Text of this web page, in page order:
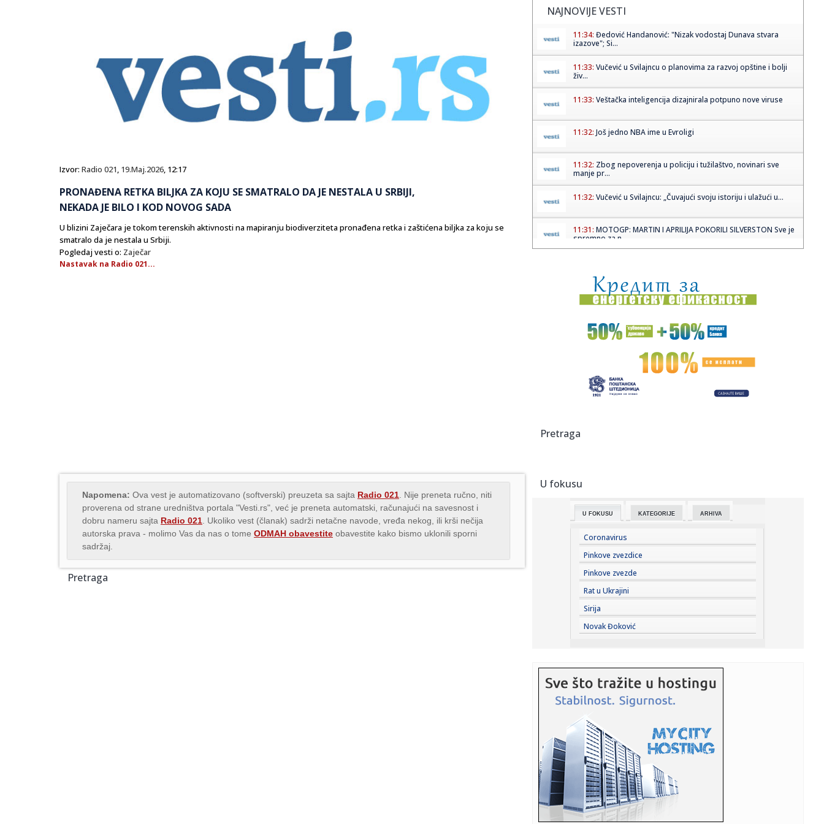
Izvor: Radio 021, 19.Maj.2026, 12:17
PRONAĐENA RETKA BILJKA ZA KOJU SE SMATRALO DA JE NESTALA U SRBIJI,
NEKADA JE BILO I KOD NOVOG SADA
U blizini Zaječara je tokom terenskih aktivnosti na mapiranju biodiverziteta pronađena retka i zaštićena biljka za koju se
smatralo da je nestala u Srbiji.
Pogledaj vesti o: Zaječar
Nastavak na Radio 021...
Napomena: Ova vest je automatizovano (softverski) preuzeta sa sajta Radio 021 . Nije preneta ručno, niti
proverena od strane uredništva portala "Vesti.rs", već je preneta automatski, računajući na savesnost i
dobru nameru sajta Radio 021 . Ukoliko vest (članak) sadrži netačne navode, vređa nekog, ili krši nečija
autorska prava - molimo Vas da nas o tome ODMAH obavestite obavestite kako bismo uklonili sporni
sadržaj.
Pretraga
NAJNOVIJE VESTI
11:34: Đedović Handanović: "Nizak vodostaj Dunava stvara
izazove"; Si...
11:33: Vučević u Svilajncu o planovima za razvoj opštine i bolji
živ...
11:33: Veštačka inteligencija dizajnirala potpuno nove viruse
11:32: Još jedno NBA ime u Evroligi
11:32: Zbog nepoverenja u policiju i tužilaštvo, novinari sve
manje pr...
11:32: Vučević u Svilajncu: „Čuvajući svoju istoriju i ulažući u...
11:31: MOTOGP: MARTIN I APRILIJA POKORILI SILVERSTON Sve je
spremno za n...
11:23:VIDEO: Hiljade kvadratnih kilometara šuma u Ukrajini
prekrivene ...
11:21:O ovom srpskom spektaklu priča planeta: Dejan Petrović
zapalio ...
Bruceloza goveda kod Bujanovca
11:17:Priština u političkom haosu: Kurti traži dogovor, opozicija
koji ...
11:12:
11:11:
MONEKE ODLEPIO NA ZVEZDINU BOMBU: Video novi
11:04:Đilas konačno priznao: "Za Vučića je glasalo više od dva
mil...
11:03:10 Mazdinih dodataka koji leto čine još boljim
11:02:Deo jedne ulice u Novom Sadu u ponedeljak bez struje na
pola sata
11:00: Срђан Олман, најпопуларнији ...
11:01:
11:00:Brnabić odbrusila Milivojeviću: "Upravo ovaj primerak je
obeća...
11:00:Pakao na aerodromima zbog sukoba Španije i Italije:
Policija pro...
10:59:Sve spremno za gradnju novog auto-puta u BiH: Deonica
Pretraga
U fokusu
U FOKUSU KATEGORIJE ARHIVA
Coronavirus
Pinkove zvezdice
Pinkove zvezde
Rat u Ukrajini
Sirija
Novak Đoković